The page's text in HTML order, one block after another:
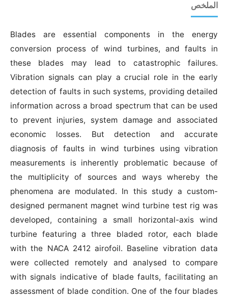
الملخص
Blades are essential components in the energy
conversion process of wind turbines, and faults in
these blades may lead to catastrophic failures.
Vibration signals can play a crucial role in the early
detection of faults in such systems, providing detailed
information across a broad spectrum that can be used
to prevent injuries, system damage and associated
economic losses. But detection and accurate
diagnosis of faults in wind turbines using vibration
measurements is inherently problematic because of
the multiplicity of sources and ways whereby the
phenomena are modulated. In this study a custom-
designed permanent magnet wind turbine test rig was
developed, containing a small horizontal-axis wind
turbine featuring a three bladed rotor, each blade
with the NACA 2412 airofoil. Baseline vibration data
were collected remotely and analysed to compare
with signals indicative of blade faults, facilitating an
assessment of blade condition. One of the four blades